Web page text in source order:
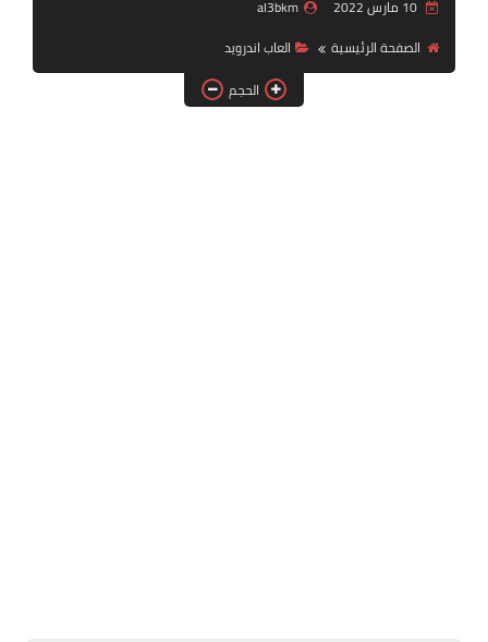
10 مارس 2022
al3bkm
الصفحة الرئيسية
العاب اندرويد
الحجم